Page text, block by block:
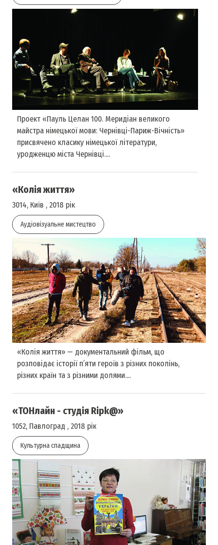
Проект «Пауль Целан 100. Меридіан великого
майстра німецької мови: Чернівці-Париж-Вічність»
присвячено класику німецької літератури,
уродженцю міста Чернівці....
«Колія життя»
3014, Київ , 2018 рік
Аудіовізуальне мистецтво
«Колія життя» — документальний фільм, що
розповідає історії п’яти героїв з різних поколінь,
різних країн та з різними долями....
«ТОНлайн - студія Ripk@»
1052, Павлоград , 2018 рік
Культурна спадщина